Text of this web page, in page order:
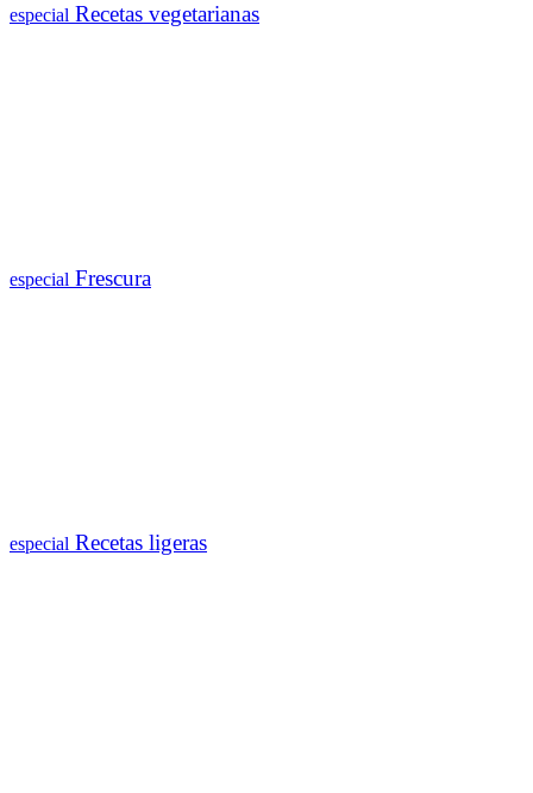
especial Recetas vegetarianas
especial Frescura
especial Recetas ligeras